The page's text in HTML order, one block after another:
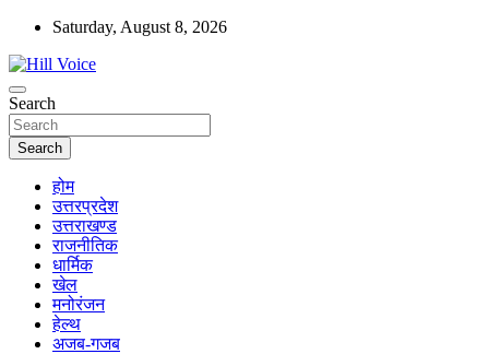
Skip
content
Saturday, August 8, 2026
Hill Voice
न्यूज़ पोर्टल
Search
Search
होम
उत्तरप्रदेश
उत्तराखण्ड
राजनीतिक
धार्मिक
खेल
मनोरंजन
हेल्थ
अजब-गजब